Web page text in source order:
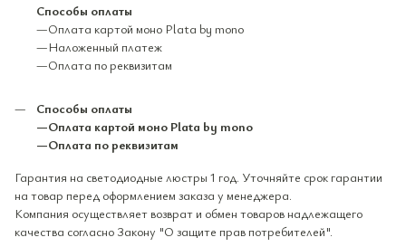
Способы оплаты
—Оплата картой моно Plata by mono
—Наложенный платеж
—Оплата по реквизитам
Способы оплаты
—Оплата картой моно Plata by mono
—Оплата по реквизитам
Гарантия на светодиодные люстры 1 год. Уточняйте срок гарантии
на товар перед оформлением заказа у менеджера.
Компания осуществляет возврат и обмен товаров надлежащего
качества согласно Закону "О защите прав потребителей".